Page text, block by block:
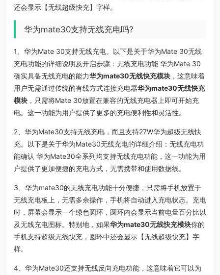
还会显示【无线超级快充】字样。
华为mate30支持无线充电吗?
1、华为Mate 30支持无线充电。以下是关于华为Mate 30无线
充电功能的详细说明及开启步骤：无线充电功能 华为Mate 30
确实具备无线充电的能力华为mate30无线快充模块，这意味着
用户无需通过传统的有线方式连接充电器华为mate30无线快充
模块，只需将Mate 30放置在兼容的无线充电器上即可开始充
电。这一功能为用户提供了更多的充电便利性和灵活性。
2、华为Mate30支持无线充电，而且支持27W华为超级无线快
充。以下是关于华为Mate30无线充电的详细介绍：无线充电功
能确认 华为Mate30全系列均支持无线充电功能，这一功能为用
户提供了更加便捷的充电方式，无需携带和使用数据线。
3、华为mate30的无线充电功能十分便捷，只需将手机放置于
无线充电板上，无需多余操作，手机将自动进入充电状态。充电
时，屏幕会显示一个绿色圆环，圆环内会显示当前电量百分比以
及无线充电图标。特别地，如果华为mate30无线快充模块你的
手机支持超级无线快充，圆环中还会显示【无线超级快充】字
样。
4、华为Mate30还支持无线反向充电功能，这意味着它可以为